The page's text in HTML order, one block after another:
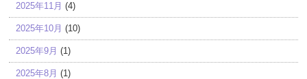
2025年11月 (4)
2025年10月 (10)
2025年9月 (1)
2025年8月 (1)